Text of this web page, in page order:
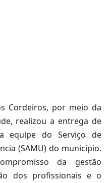
Cordeiros, por meio da
realizou a entrega de
equipe do Serviço de
(SAMU) do município.
da gestão
dos profissionais e o